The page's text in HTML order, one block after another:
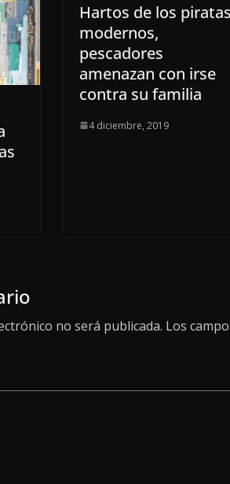
Hartos de los piratas
modernos,
pescadores
amenazan con irse
contra su familia
4 diciembre, 2019
no será publicada. Los